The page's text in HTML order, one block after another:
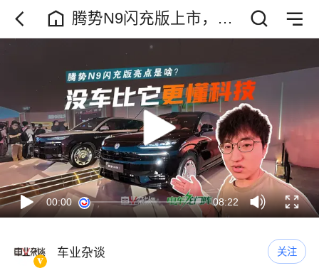
腾势N9闪充版上市，产
品有哪些特点？和问界
M9相比有哪些优势？
00:00 08:22
车业杂谈 关注